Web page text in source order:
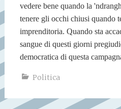
vedere bene quando la
tenere gli occhi chiusi quando
imprenditoria. Quando sta
sangue di questi giorni
democratica di questa
Politica